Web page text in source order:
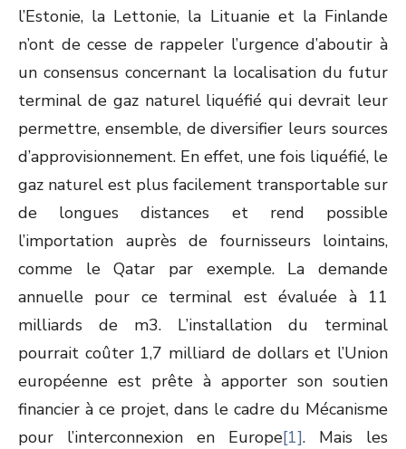
l’Estonie, la Lettonie, la Lituanie et la Finlande
n’ont de cesse de rappeler l’urgence d’aboutir à
un consensus concernant la localisation du futur
terminal de gaz naturel liquéfié qui devrait leur
permettre, ensemble, de diversifier leurs sources
d’approvisionnement. En effet, une fois liquéfié, le
gaz naturel est plus facilement transportable sur
de longues distances et rend possible
l’importation auprès de fournisseurs lointains,
comme le Qatar par exemple. La demande
annuelle pour ce terminal est évaluée à 11
milliards de m3. L’installation du terminal
pourrait coûter 1,7 milliard de dollars et l’Union
européenne est prête à apporter son soutien
financier à ce projet, dans le cadre du Mécanisme
pour l’interconnexion en Europe[1]. Mais les